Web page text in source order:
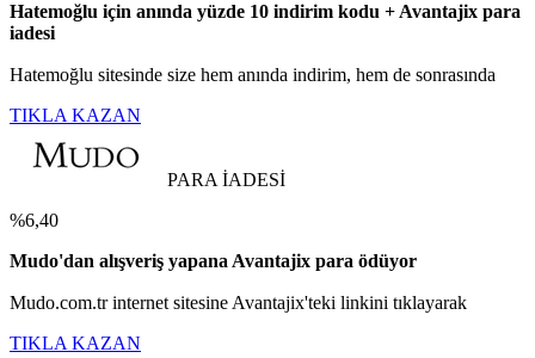
Hatemoğlu için anında yüzde 10 indirim kodu + Avantajix para
iadesi
Hatemoğlu sitesinde size hem anında indirim, hem de sonrasında
TIKLA KAZAN
PARA İADESİ
%6,40
Mudo'dan alışveriş yapana Avantajix para ödüyor
Mudo.com.tr internet sitesine Avantajix'teki linkini tıklayarak
TIKLA KAZAN